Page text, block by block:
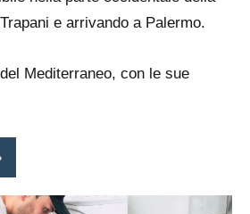
e arrivando a Palermo.
Mediterraneo, con le sue